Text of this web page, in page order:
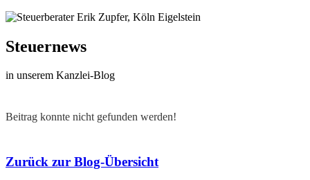
Steuernews
in unserem Kanzlei-Blog
Beitrag konnte nicht gefunden werden!
Zurück zur Blog-Übersicht